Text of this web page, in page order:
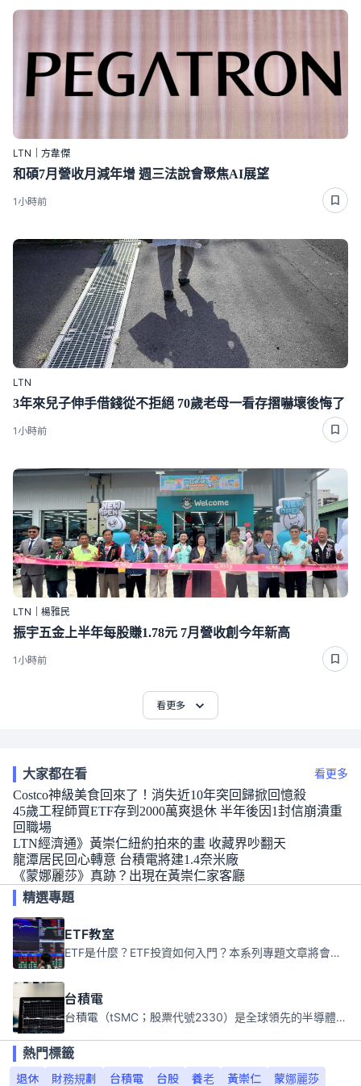
LTN｜方韋傑
和碩7月營收月減年增 週三法說會聚焦AI展望
1小時前
LTN
3年來兒子伸手借錢從不拒絕 70歲老母一看存摺嚇壞後悔了
1小時前
LTN｜楊雅民
振宇五金上半年每股賺1.78元 7月營收創今年新高
1小時前
看更多
大家都在看 看更多
Costco神級美食回來了！消失近10年突回歸掀回憶殺
45歲工程師買ETF存到2000萬爽退休 半年後因1封信崩潰重
回職場
LTN經濟通》黃崇仁紐約拍來的畫 收藏界吵翻天
龍潭居民回心轉意 台積電將建1.4奈米廠
《蒙娜麗莎》真跡？出現在黃崇仁家客廳
精選專題
ETF教室
ETF是什麼？ETF投資如何入門？本系列專題文章將會告訴你新手必須知道的ETF基礎知識。
台積電
台積電（tSMC；股票代號2330）是全球領先的半導體代工公司，成立於1987年，總部位於台灣新竹。且已於美國、日本、德國及中國設廠，台積電是全球首家專業積體電路製造服務公司，也是全球最先進和最大規模的半導體代工廠。
熱門標籤
退休
財務規劃 台積電 台股 養老 黃崇仁 蒙娜麗莎